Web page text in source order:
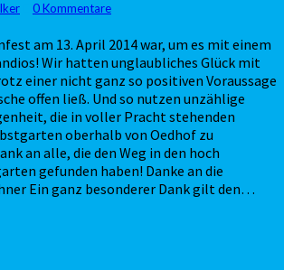
Kommentare
0 Kommentare
am 13. April 2014 war, um es mit einem
Wir hatten unglaubliches Glück mit
einer nicht ganz so positiven Voraussage
offen ließ. Und so nutzen unzählige
die in voller Pracht stehenden
oberhalb von Oedhof zu
an alle, die den Weg in den hoch
gefunden haben! Danke an die
Ein ganz besonderer Dank gilt den…